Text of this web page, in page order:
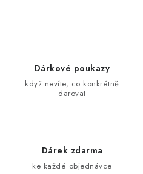
Dárkové poukazy
když nevíte, co konkrétně
darovat
Dárek zdarma
ke každé objednávce